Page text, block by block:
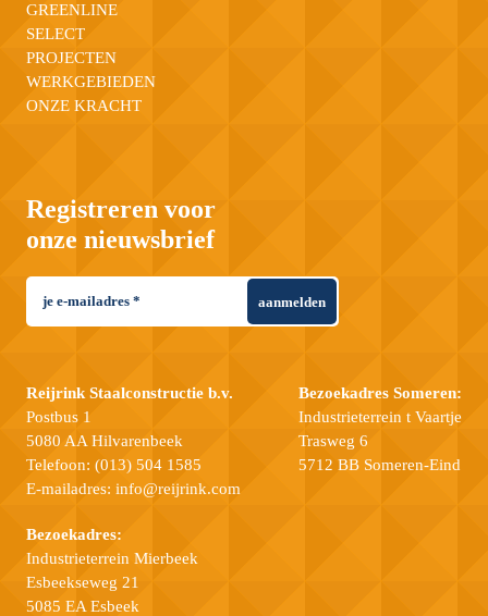
GREENLINE
SELECT
PROJECTEN
WERKGEBIEDEN
ONZE KRACHT
Registreren voor
onze nieuwsbrief
aanmelden
Reijrink Staalconstructie b.v.
Postbus 1
5080 AA Hilvarenbeek
Telefoon: (013) 504 1585
E-mailadres: info@reijrink.com
Bezoekadres:
Industrieterrein Mierbeek
Esbeekseweg 21
5085 EA Esbeek
Bezoekadres Someren:
Industrieterrein t Vaartje
Trasweg 6
5712 BB Someren-Eind